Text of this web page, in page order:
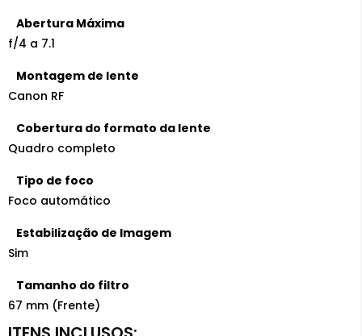
Abertura Máxima
f/4 a 7.1
Montagem de lente
Canon RF
Cobertura do formato da lente
Quadro completo
Tipo de foco
Foco automático
Estabilização de Imagem
Sim
Tamanho do filtro
67 mm (Frente)